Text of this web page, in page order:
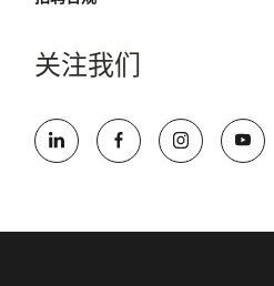
关注我们